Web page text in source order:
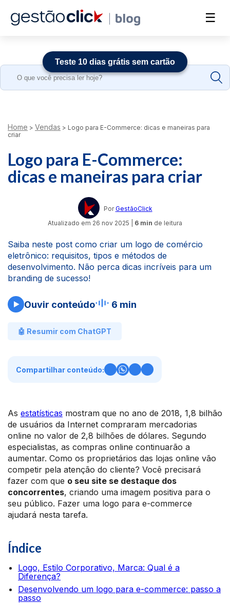
☰
Search
Home > Vendas > Logo para E-Commerce: dicas e maneiras para
criar
Logo para E-Commerce:
dicas e maneiras para criar
Por GestãoClick
Atualizado em 26 nov 2025 6 min de leitura
Saiba neste post como criar um logo de comércio
eletrônico: requisitos, tipos e métodos de
desenvolvimento. Não perca dicas incríveis para um
branding de sucesso!
Ouvir conteúdo 6 min
🤖 Resumir com ChatGPT
Compartilhar conteúdo:
As estatísticas mostram que no ano de 2018, 1,8 bilhão
de usuários da Internet compraram mercadorias
online no valor de 2,8 bilhões de dólares. Segundo
especialistas, as compras online continuarão a
aumentar. Como os proprietários das lojas online vão
competir pela atenção do cliente? Você precisará
fazer com que o seu site se destaque dos
concorrentes, criando uma imagem positiva para o
seu público. Fazer uma logo para e-commerce
ajudará nesta tarefa.
Índice
Logo, Estilo Corporativo, Marca: Qual é a
Diferença?
Desenvolvendo um logo para e-commerce: passo a
passo
Teste 10 dias grátis sem cartão